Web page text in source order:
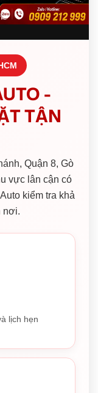
-
TẬN
Quận 8, Gò
vực lân cận có
kiểm tra khả
nơi.
lịch hẹn